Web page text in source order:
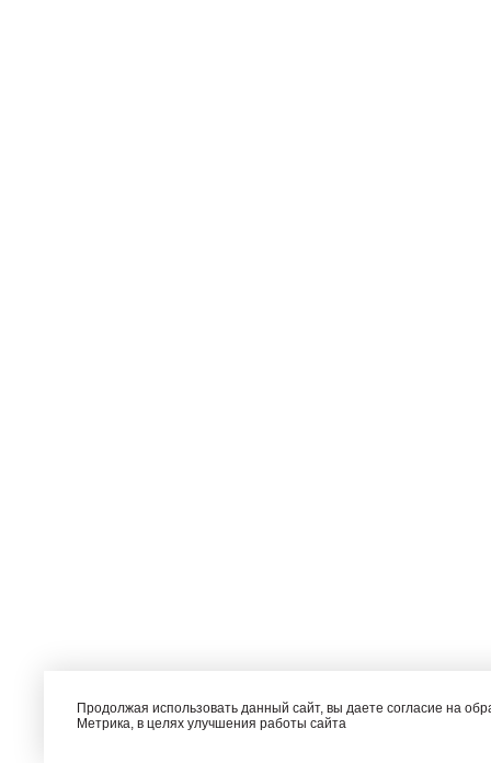
Продолжая использовать данный сайт, вы даете согласие на
Метрика, в целях улучшения работы сайта